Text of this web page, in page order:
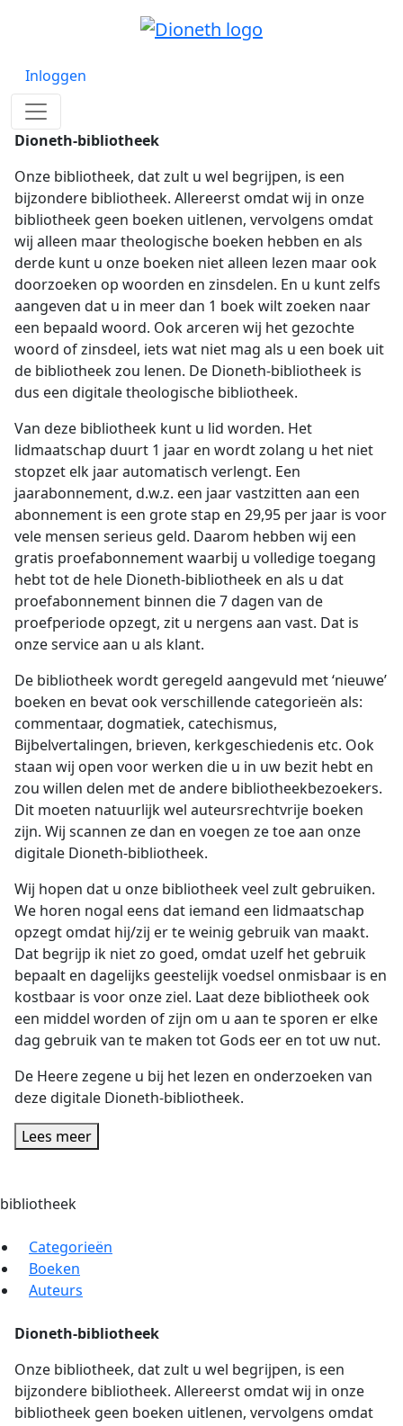
Inloggen
Dioneth-bibliotheek
Onze bibliotheek, dat zult u wel begrijpen, is een
bijzondere bibliotheek. Allereerst omdat wij in onze
bibliotheek geen boeken uitlenen, vervolgens omdat
wij alleen maar theologische boeken hebben en als
derde kunt u onze boeken niet alleen lezen maar ook
doorzoeken op woorden en zinsdelen. En u kunt zelfs
aangeven dat u in meer dan 1 boek wilt zoeken naar
een bepaald woord. Ook arceren wij het gezochte
woord of zinsdeel, iets wat niet mag als u een boek uit
de bibliotheek zou lenen. De Dioneth-bibliotheek is
dus een digitale theologische bibliotheek.
Van deze bibliotheek kunt u lid worden. Het
lidmaatschap duurt 1 jaar en wordt zolang u het niet
stopzet elk jaar automatisch verlengt. Een
jaarabonnement, d.w.z. een jaar vastzitten aan een
abonnement is een grote stap en 29,95 per jaar is voor
vele mensen serieus geld. Daarom hebben wij een
gratis proefabonnement waarbij u volledige toegang
hebt tot de hele Dioneth-bibliotheek en als u dat
proefabonnement binnen die 7 dagen van de
proefperiode opzegt, zit u nergens aan vast. Dat is
onze service aan u als klant.
De bibliotheek wordt geregeld aangevuld met ‘nieuwe’
boeken en bevat ook verschillende categorieën als:
commentaar, dogmatiek, catechismus,
Bijbelvertalingen, brieven, kerkgeschiedenis etc. Ook
staan wij open voor werken die u in uw bezit hebt en
zou willen delen met de andere bibliotheekbezoekers.
Dit moeten natuurlijk wel auteursrechtvrije boeken
zijn. Wij scannen ze dan en voegen ze toe aan onze
digitale Dioneth-bibliotheek.
Wij hopen dat u onze bibliotheek veel zult gebruiken.
We horen nogal eens dat iemand een lidmaatschap
opzegt omdat hij/zij er te weinig gebruik van maakt.
Dat begrijp ik niet zo goed, omdat uzelf het gebruik
bepaalt en dagelijks geestelijk voedsel onmisbaar is en
kostbaar is voor onze ziel. Laat deze bibliotheek ook
een middel worden of zijn om u aan te sporen er elke
dag gebruik van te maken tot Gods eer en tot uw nut.
De Heere zegene u bij het lezen en onderzoeken van
deze digitale Dioneth-bibliotheek.
Lees meer
bibliotheek
Categorieën
Boeken
Auteurs
Dioneth-bibliotheek
Onze bibliotheek, dat zult u wel begrijpen, is een
bijzondere bibliotheek. Allereerst omdat wij in onze
bibliotheek geen boeken uitlenen, vervolgens omdat